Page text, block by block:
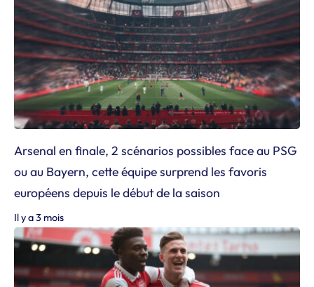
Arsenal en finale, 2 scénarios possibles face au PSG
ou au Bayern, cette équipe surprend les favoris
européens depuis le début de la saison
Il y a 3 mois